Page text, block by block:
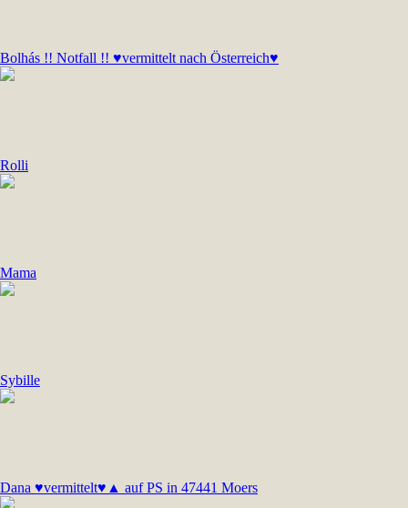
Bolhás !! Notfall !! ♥vermittelt nach Österreich♥
Rolli
Mama
Sybille
Dana ♥vermittelt♥▲ auf PS in 47441 Moers